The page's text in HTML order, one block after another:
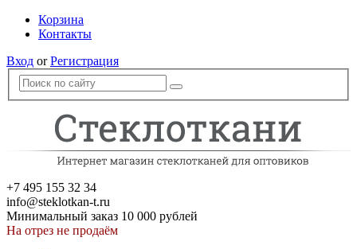
Корзина
Контакты
Вход orРегистрация
+7 495 155 32 34
info@steklotkan-t.ru
Минимальный заказ 10 000 рублей
На отрез не продаём